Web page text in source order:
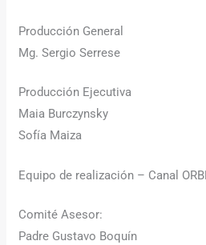
Producción General
Mg. Sergio Serrese
Producción Ejecutiva
Maia Burczynsky
Sofía Maiza
Equipo de realización – Canal
Comité Asesor:
Padre Gustavo Boquín